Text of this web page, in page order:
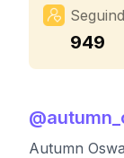
949
@
Autumn